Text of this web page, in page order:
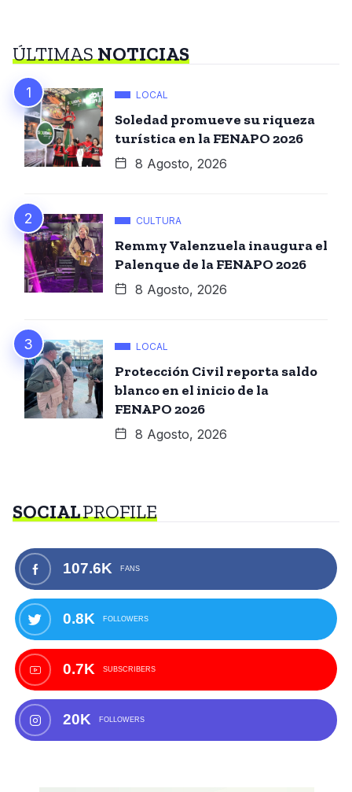
ÚLTIMASNOTICIAS
LOCAL
Soledad promueve su riqueza
turística en la FENAPO 2026
8 Agosto, 2026
CULTURA
Remmy Valenzuela inaugura el
Palenque de la FENAPO 2026
8 Agosto, 2026
LOCAL
Protección Civil reporta saldo
blanco en el inicio de la
FENAPO 2026
8 Agosto, 2026
SOCIALPROFILE
107.6K FANS
0.8K FOLLOWERS
0.7K SUBSCRIBERS
20K FOLLOWERS